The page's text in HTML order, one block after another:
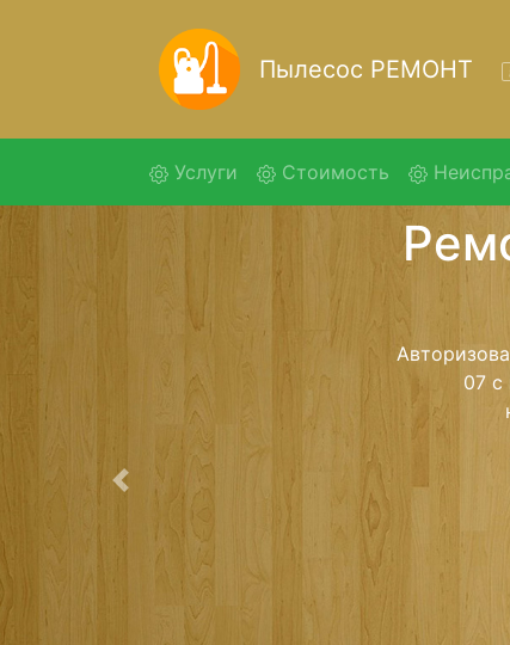
Пылесос РЕМОНТ
Услуги (current)Стоимость
Ремонт
Предыдущая